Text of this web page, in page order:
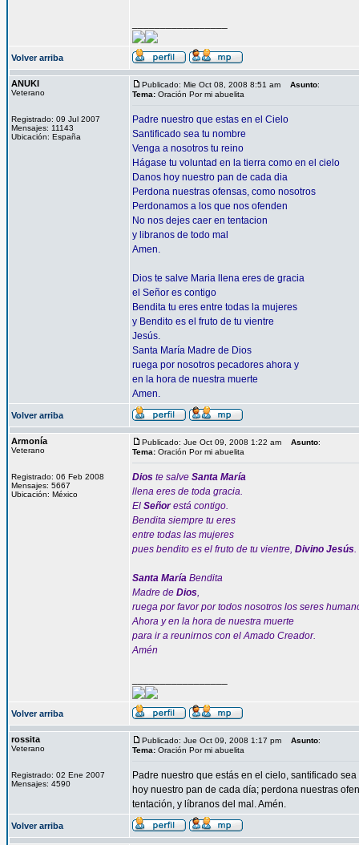
Volver arriba
ANUKI
Veterano
Registrado: 09 Jul 2007
Mensajes: 11143
Ubicación: España
Publicado: Mie Oct 08, 2008 8:51 am Asunto:
Tema: Oración Por mi abuelita
Padre nuestro que estas en el Cielo
Santificado sea tu nombre
Venga a nosotros tu reino
Hágase tu voluntad en la tierra como en el cielo
Danos hoy nuestro pan de cada dia
Perdona nuestras ofensas, como nosotros
Perdonamos a los que nos ofenden
No nos dejes caer en tentacion
y libranos de todo mal
Amen.
Dios te salve Maria llena eres de gracia
el Señor es contigo
Bendita tu eres entre todas la mujeres
y Bendito es el fruto de tu vientre
Jesús.
Santa María Madre de Dios
ruega por nosotros pecadores ahora y
en la hora de nuestra muerte
Amen.
Volver arriba
Armonía
Veterano
Registrado: 06 Feb 2008
Mensajes: 5667
Ubicación: México
Publicado: Jue Oct 09, 2008 1:22 am Asunto:
Tema: Oración Por mi abuelita
Dios te salve Santa María
llena eres de toda gracia.
El Señorestá contigo.
Bendita siempre tu eres
entre todas las mujeres
pues bendito es el fruto de tu vientre, Divino Jesús.
Santa María Bendita
Madre de Dios,
ruega por favor por todos nosotros los seres
Ahora y en la hora de nuestra muerte
para ir a reunirnos con el Amado Creador.
Amén
Volver arriba
rossita
Veterano
Registrado: 02 Ene 2007
Mensajes: 4590
Publicado: Jue Oct 09, 2008 1:17 pm Asunto:
Tema: Oración Por mi abuelita
Padre nuestro que estás en el cielo, santificado
hoy nuestro pan de cada día; perdona nuestras
tentación, y líbranos del mal. Amén.
Volver arriba